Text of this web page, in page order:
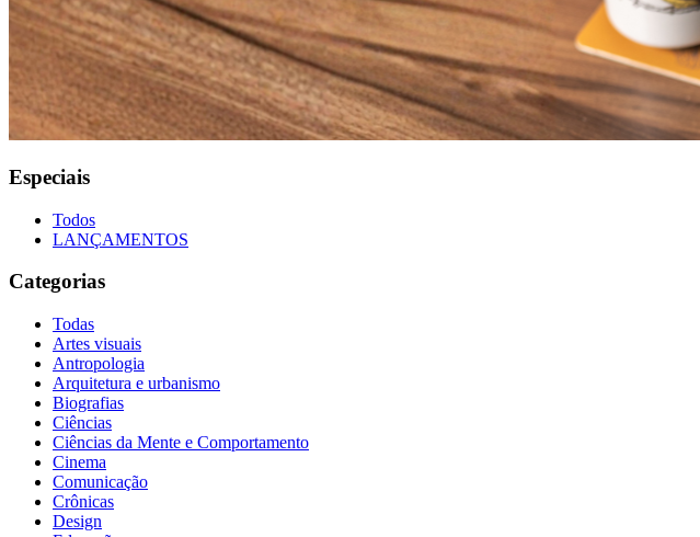
Especiais
Todos
LANÇAMENTOS
Categorias
Todas
Artes visuais
Antropologia
Arquitetura e urbanismo
Biografias
Ciências
Ciências da Mente e Comportamento
Cinema
Comunicação
Crônicas
Design